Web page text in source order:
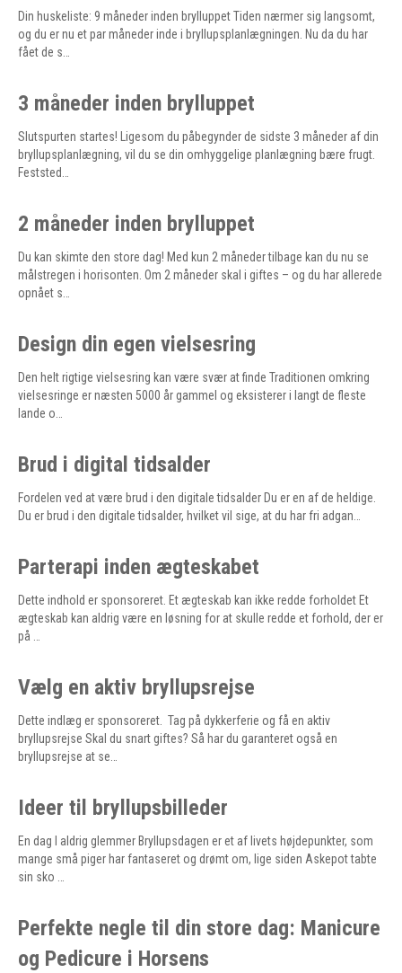
Din huskeliste: 9 måneder inden brylluppet Tiden nærmer sig langsomt,
og du er nu et par måneder inde i bryllupsplanlægningen. Nu da du har
fået de s…
3 måneder inden brylluppet
Slutspurten startes! Ligesom du påbegynder de sidste 3 måneder af din
bryllupsplanlægning, vil du se din omhyggelige planlægning bære frugt.
Feststed…
2 måneder inden brylluppet
Du kan skimte den store dag! Med kun 2 måneder tilbage kan du nu se
målstregen i horisonten. Om 2 måneder skal i giftes – og du har allerede
opnået s…
Design din egen vielsesring
Den helt rigtige vielsesring kan være svær at finde Traditionen omkring
vielsesringe er næsten 5000 år gammel og eksisterer i langt de fleste
lande o…
Brud i digital tidsalder
Fordelen ved at være brud i den digitale tidsalder Du er en af de heldige.
Du er brud i den digitale tidsalder, hvilket vil sige, at du har fri adgan…
Parterapi inden ægteskabet
Dette indhold er sponsoreret. Et ægteskab kan ikke redde forholdet Et
ægteskab kan aldrig være en løsning for at skulle redde et forhold, der er
på …
Vælg en aktiv bryllupsrejse
Dette indlæg er sponsoreret. Tag på dykkerferie og få en aktiv
bryllupsrejse Skal du snart giftes? Så har du garanteret også en
bryllupsrejse at se…
Ideer til bryllupsbilleder
En dag I aldrig glemmer Bryllupsdagen er et af livets højdepunkter, som
mange små piger har fantaseret og drømt om, lige siden Askepot tabte
sin sko …
Perfekte negle til din store dag: Manicure
og Pedicure i Horsens